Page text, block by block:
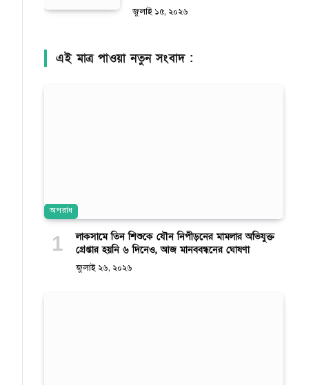
জুলাই ১৫, ২০২৬
এই মাত্র পাওয়া নতুন সংবাদ :
অপরাধ
লাকসামে তিন শিশুকে যৌন নিপীড়নের মামলার অভিযুক্ত
গ্রেপ্তার হয়নি ৬ দিনেও, আজ মানববন্ধনের ঘোষণা
জুলাই ২৬, ২০২৬